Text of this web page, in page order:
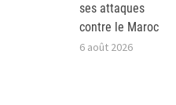
ses attaques
contre le Maroc
6 août 2026